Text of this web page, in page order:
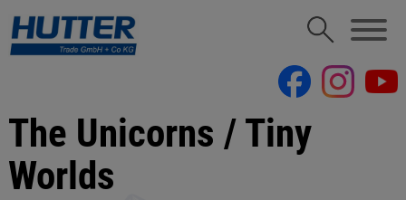
The Unicorns / Tiny
Worlds